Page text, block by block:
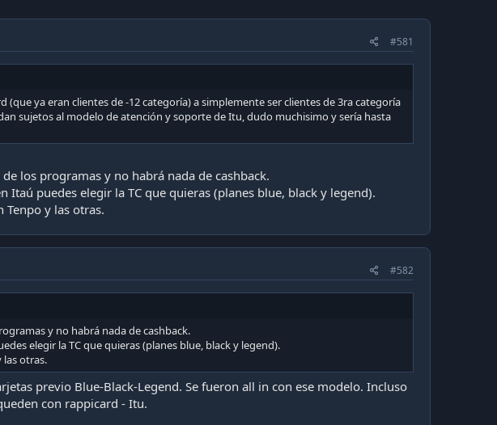
#581
ya eran clientes de -12 categoría) a simplemente ser clientes de 3ra categoría
sujetos al modelo de atención y soporte de Itu, dudo muchisimo y sería hasta
los programas y no habrá nada de cashback.
puedes elegir la TC que quieras (planes blue, black y legend).
y las otras.
#582
y no habrá nada de cashback.
elegir la TC que quieras (planes blue, black y legend).
las otras.
previo Blue-Black-Legend. Se fueron all in con ese modelo. Incluso
con rappicard - Itu.